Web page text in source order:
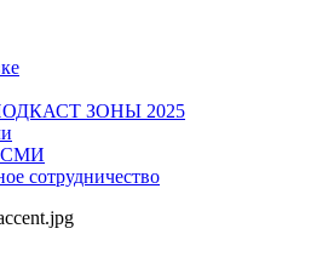
ЗОНЫ 2025
СМИ
сотрудничество